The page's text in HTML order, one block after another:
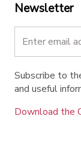
Newsletter
Subscribe to
and useful
Download the